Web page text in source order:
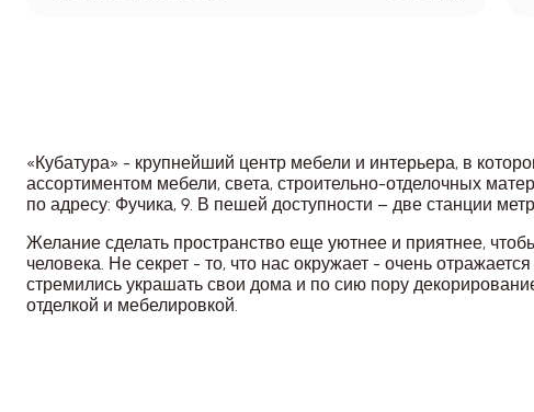
«Кубатура» - крупнейший центр мебели и интерьера, в
ассортиментом мебели, света, строительно-отделочных
по адресу: Фучика, 9. В пешей доступности – две станции
Желание сделать пространство еще уютнее и приятнее,
человека. Не секрет - то, что нас окружает - очень
стремились украшать свои дома и по сию пору
отделкой и мебелировкой.